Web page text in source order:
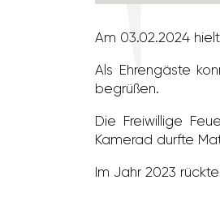
Am 03.02.2024
Als Ehren­gäste
begrüßen.
Die Frei­wil­lige
Kamerad durfte
Im Jahr 2023